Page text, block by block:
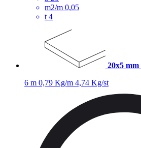
m2/m 0,05
t 4
20x5 mm
6 m 0,79 Kg/m 4,74 Kg/st